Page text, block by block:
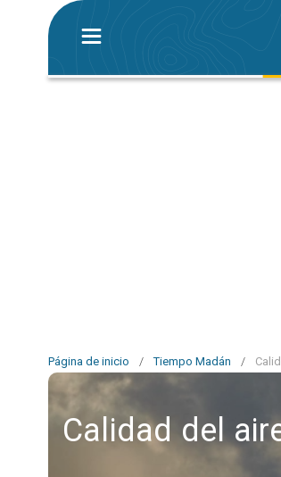
Página de inicio / Tiempo Madán /
Calidad del